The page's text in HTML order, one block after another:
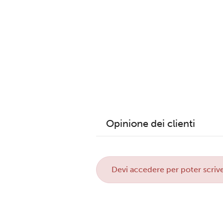
Opinione dei clienti
Devi accedereper poter